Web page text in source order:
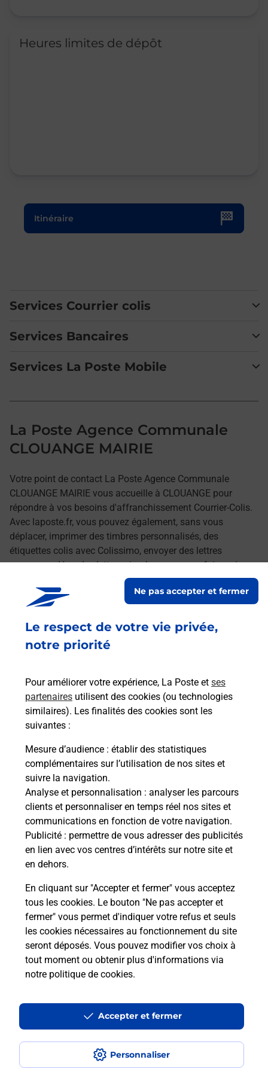
Le respect de votre vie privée,
notre priorité
Pour améliorer votre expérience, La Poste et ses
partenaires utilisent des cookies (ou technologies
similaires). Les finalités des cookies sont les
suivantes :
Mesure d’audience : établir des statistiques
complémentaires sur l’utilisation de nos sites et
suivre la navigation.
Analyse et personnalisation : analyser les parcours
clients et personnaliser en temps réel nos sites et
communications en fonction de votre navigation.
Publicité : permettre de vous adresser des publicités
en lien avec vos centres d’intérêts sur notre site et
en dehors.
En cliquant sur "Accepter et fermer" vous acceptez
tous les cookies. Le bouton "Ne pas accepter et
fermer" vous permet d'indiquer votre refus et seuls
les cookies nécessaires au fonctionnement du site
seront déposés. Vous pouvez modifier vos choix à
tout moment ou obtenir plus d'informations via
notre politique de cookies.
Personnaliser
Ne pas accepter et fermer
Accepter et fermer
Heures limites de dépôt
Itinéraire
Le lien s'ouvre dans un nouvel onglet
Services Courrier colis
Services Bancaires
Services La Poste Mobile
La Poste Agence Communale
CLOUANGE MAIRIE
Votre point de contact La Poste Agence Communale
CLOUANGE MAIRIE vous accueille à CLOUANGE pour
répondre à vos besoins d'affranchissement Courrier-Colis.
Avec laposte.fr, vous pouvez également, sans vous
déplacer, imprimer des timbres personnalisés, des
étiquettes colis avec Colissimo, envoyer des lettres
recommandées, des lettres simples ou encore faire suivre
votre courrier à votre nouvelle adresse. Le tout quand vous
voulez, où vous voulez.
Découvrez toutes les offres et services en ligne de
Moselle CLOUANGE
Accessibilité : partiellement conforme
Conditions contractuelles
Mentions légales